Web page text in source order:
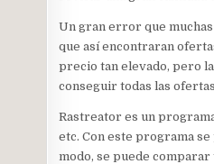
Un gran error que
que así encontraran
precio tan elevado, pero
conseguir todas las
Rastreator es un
etc. Con este programa
modo, se puede